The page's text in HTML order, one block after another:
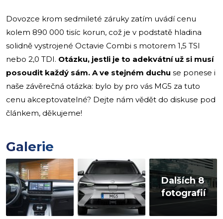
Dovozce krom sedmileté záruky zatím uvádí cenu
kolem 890 000 tisíc korun, což je v podstatě hladina
solidně vystrojené Octavie Combi s motorem 1,5 TSI
nebo 2,0 TDI. Otázku, jestli je to adekvátní už si musí
posoudit každý sám. A ve stejném duchu se ponese i
naše závěrečná otázka: bylo by pro vás MG5 za tuto
cenu akceptovatelné? Dejte nám vědět do diskuse pod
článkem, děkujeme!
Galerie
Dalších 8
fotografií